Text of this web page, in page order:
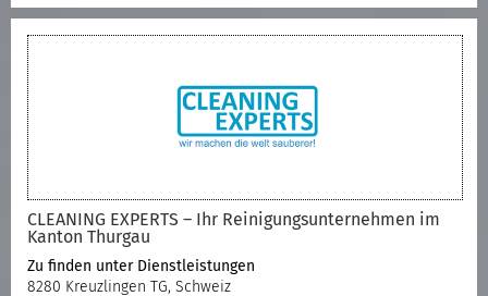
CLEANING EXPERTS – Ihr Reinigungsunternehmen im
Kanton Thurgau
Zu finden unter Dienstleistungen
8280 Kreuzlingen TG, Schweiz